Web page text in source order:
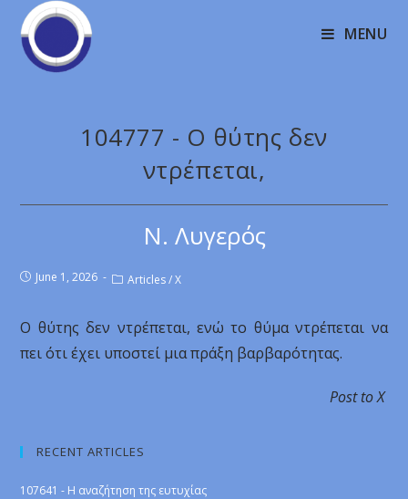
MENU
104777 - Ο θύτης δεν
ντρέπεται,
Ν. Λυγερός
June 1, 2026 Articles / X
Ο θύτης δεν ντρέπεται, ενώ το θύμα ντρέπεται να
πει ότι έχει υποστεί μια πράξη βαρβαρότητας.
Post to X
RECENT ARTICLES
107641 - Η αναζήτηση της ευτυχίας